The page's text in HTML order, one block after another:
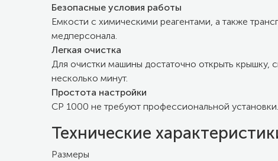
Безопасные условия работы
Емкости с химическими реагентами, а также
медперсонала.
Легкая очистка
Для очистки машины достаточно открыть крышку,
несколько минут.
Простота настройки
CP 1000 не требуют профессиональной
Технические
Размеры